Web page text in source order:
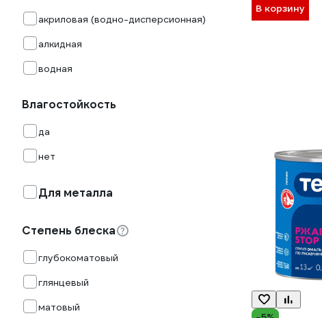
акриловая (водно-дисперсионная)
алкидная
водная
Влагостойкость
да
нет
Для металла
Степень блеска
глубокоматовый
глянцевый
матовый
В корзину